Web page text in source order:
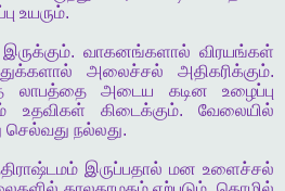
உயரும்.
இருக்கும். வாகனங்களால் விரயங்கள்
அலைச்சல் அதிகரிக்கும்.
லாபத்தை அடைய கடின
உழைப்பு
உதவிகள் கிடைக்கும்.வேலையில்
செல்வது நல்லது.
இருப்பதால் மன உளைச்சல்